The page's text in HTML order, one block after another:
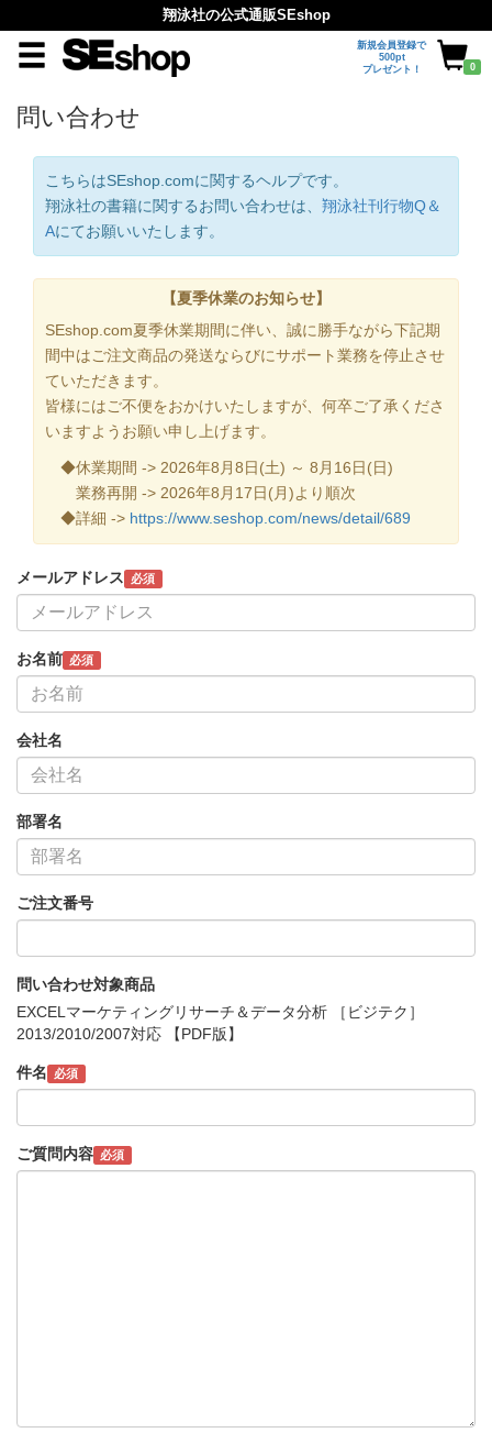
翔泳社の公式通販SEshop
新規会員登録で
500pt
プレゼント！
0
問い合わせ
こちらはSEshop.comに関するヘルプです。
翔泳社の書籍に関するお問い合わせは、 翔泳社刊行物Q＆
Aにてお願いいたします。
【夏季休業のお知らせ】
SEshop.com夏季休業期間に伴い、誠に勝手ながら下記期
間中はご注文商品の発送ならびにサポート業務を停止させ
ていただきます。
皆様にはご不便をおかけいたしますが、何卒ご了承くださ
いますようお願い申し上げます。
◆休業期間 -> 2026年8月8日(土) ～ 8月16日(日)
業務再開 -> 2026年8月17日(月)より順次
◆詳細 -> https://www.seshop.com/news/detail/689
メールアドレス 必須
お名前 必須
会社名
部署名
ご注文番号
問い合わせ対象商品
EXCELマーケティングリサーチ＆データ分析 ［ビジテク］
2013/2010/2007対応 【PDF版】
件名 必須
ご質問内容 必須